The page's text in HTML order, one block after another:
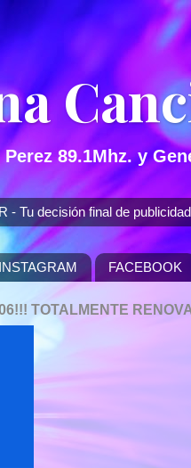
89.1Mhz. y
Tu decisión final de
INSTAGRAM FACEBOOK
TOTALMENTE